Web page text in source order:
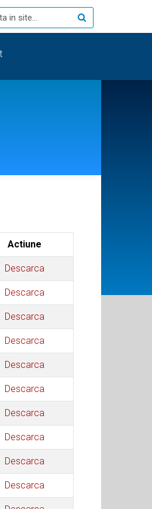
Actiune
Descarca
Descarca
Descarca
Descarca
Descarca
Descarca
Descarca
Descarca
Descarca
Descarca